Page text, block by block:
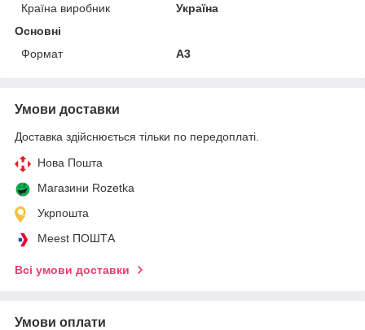
Країна виробник
Україна
Основні
Формат
A3
Умови доставки
Доставка здійснюється тільки по передоплаті.
Нова Пошта
Магазини Rozetka
Укрпошта
Meest ПОШТА
Всі умови доставки
Умови оплати